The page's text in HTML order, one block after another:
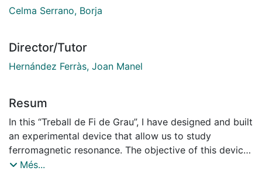
Celma Serrano, Borja
Director/Tutor
Hernández Ferràs, Joan Manel
Resum
In this “Treball de Fi de Grau”, I have designed and built
an experimental device that allow us to study
ferromagnetic resonance. The objective of this device
is to be implemented as a didactic laboratory
Més...